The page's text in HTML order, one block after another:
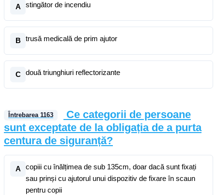
A stingător de incendiu
B trusă medicală de prim ajutor
C două triunghiuri reflectorizante
Întrebarea 1163
Ce categorii de persoane
sunt exceptate de la obligația de a purta
centura de siguranță?
A
copiii cu înălțimea de sub 135cm, doar dacă sunt fixați
sau prinși cu ajutorul unui dispozitiv de fixare în scaun
pentru copii